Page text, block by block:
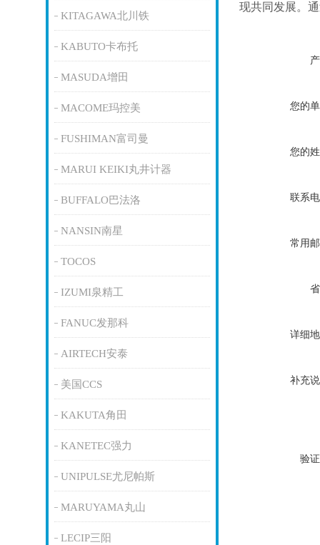
KITAGAWA北川铁
KABUTO卡布托
MASUDA增田
MACOME玛控美
FUSHIMAN富司曼
MARUI KEIKI丸井计器
BUFFALO巴法洛
NANSIN南星
TOCOS
IZUMI泉精工
FANUC发那科
AIRTECH安泰
美国CCS
KAKUTA角田
KANETEC强力
UNIPULSE尤尼帕斯
MARUYAMA丸山
LECIP三阳
现共同发展。
您的
您的
联系
常用
详细
补充
验